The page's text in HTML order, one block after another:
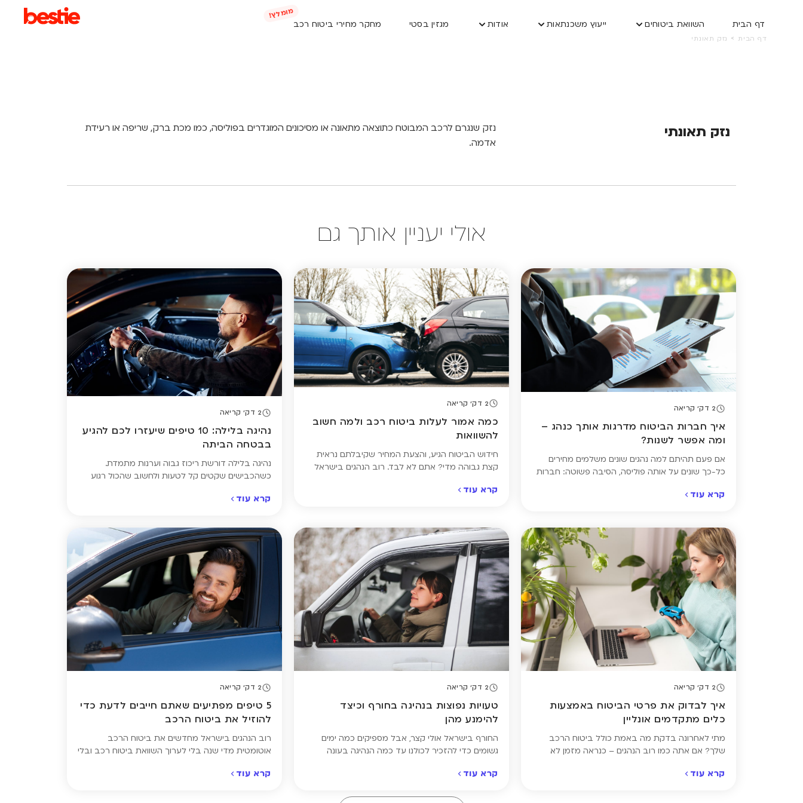
דף הבית השוואת ביטוחים ייעוץ משכנתאות אודות מגזין בסטי מחקר מחירי ביטוח רכב
דף הבית > נזק תאונתי
נזק תאונתי
נזק שנגרם לרכב המבוטח כתוצאה מתאונה או מסיכונים המוגדרים בפוליסה, כמו מכת ברק, שריפה או רעידת
אדמה.
אולי יעניין אותך גם
2 דק' קריאה
איך חברות הביטוח מדרגות אותך כנהג –
ומה אפשר לשנות?
אם פעם תהיתם למה נהגים שונים משלמים מחירים
כל-כך שונים על אותה פוליסה, הסיבה פשוטה: חברות
בעיניהן. הדירוג הזה מבוסס על שילוב של ניסיון,
לשינוי. כדי להבין אם אתם משלמים […]
קרא עוד
2 דק' קריאה
כמה אמור לעלות ביטוח רכב ולמה חשוב
להשוואות
חידוש הביטוח הגיע, והצעת המחיר שקיבלתם נראית
קצת גבוהה מדי? אתם לא לבד. רוב הנהגים בישראל
ופשוט ממשיכים עם אותה פוליסה שנה אחרי שנה, בלי
[…]
קרא עוד
2 דק' קריאה
נהיגה בלילה: 10 טיפים שיעזרו לכם להגיע
בבטחה הביתה
נהיגה בלילה דורשת ריכוז גבוה וערנות מתמדת.
כשהכבישים שקטים קל לטעות ולחשוב שהכול רגוע
שמאטה את זמן התגובה, הסנוור מפנסי רכבים אחרים
הנוסעים האחרים, חשוב להקפיד על כמה כללים
פשוטים שיכולים להציל חיים – ולוודא שביצעתם
השוואת ביטוח […]
קרא עוד
2 דק' קריאה
איך לבדוק את פרטי הביטוח באמצעות
כלים מתקדמים אונליין
מתי לאחרונה בדקת מה באמת כולל ביטוח הרכב
שלך? אם אתה כמו רוב הנהגים – כנראה מזמן לא.
אוטומטית, בלי לעצור לבדוק מה בדיוק כולל הכיסוי,
קרא עוד
2 דק' קריאה
טעויות נפוצות בנהיגה בחורף וכיצד
להימנע מהן
החורף בישראל אולי קצר, אבל מספיקים כמה ימים
גשומים כדי להזכיר לכולנו עד כמה הנהיגה בעונה
מוגבלת ותגובות איטיות של רכבים ונהגים – כל אלה
קרא עוד
2 דק' קריאה
5 טיפים מפתיעים שאתם חייבים לדעת כדי
להוזיל את ביטוח הרכב
רוב הנהגים בישראל מחדשים את ביטוח הרכב
אוטומטית מדי שנה בלי לערוך השוואת ביטוח רכב ובלי
ברוב המקרים הוא לא. אבל חיסכון של מאות ואף אלפי
קרא עוד